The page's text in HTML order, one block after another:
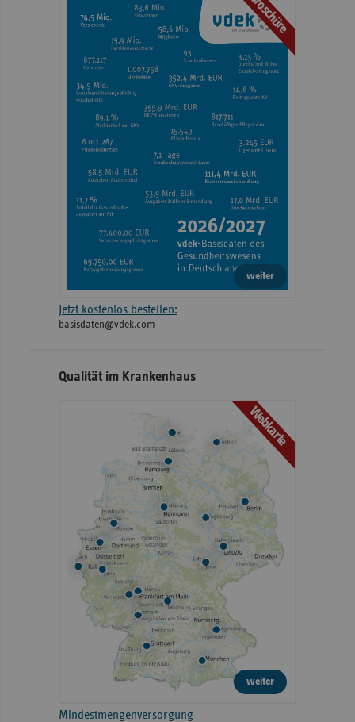
Broschüre
weiter
Jetzt kostenlos bestellen:
basisdaten@vdek.com
Qualität im Krankenhaus
Webkarte
weiter
Mindestmengenversorgung